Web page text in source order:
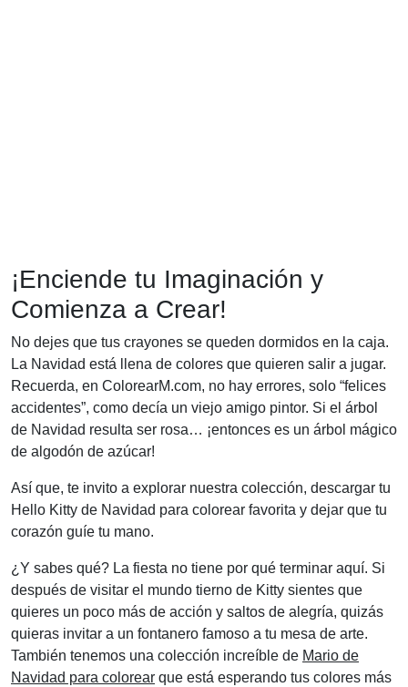
¡Enciende tu Imaginación y
Comienza a Crear!
No dejes que tus crayones se queden dormidos en la caja.
La Navidad está llena de colores que quieren salir a jugar.
Recuerda, en ColorearM.com, no hay errores, solo “felices
accidentes”, como decía un viejo amigo pintor. Si el árbol
de Navidad resulta ser rosa… ¡entonces es un árbol mágico
de algodón de azúcar!
Así que, te invito a explorar nuestra colección, descargar tu
Hello Kitty de Navidad para colorear favorita y dejar que tu
corazón guíe tu mano.
¿Y sabes qué? La fiesta no tiene por qué terminar aquí. Si
después de visitar el mundo tierno de Kitty sientes que
quieres un poco más de acción y saltos de alegría, quizás
quieras invitar a un fontanero famoso a tu mesa de arte.
También tenemos una colección increíble de Mario de
Navidad para colorear que está esperando tus colores más